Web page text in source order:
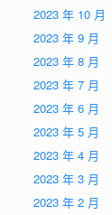
2023 年 10 月
2023 年 9 月
2023 年 8 月
2023 年 7 月
2023 年 6 月
2023 年 5 月
2023 年 4 月
2023 年 3 月
2023 年 2 月